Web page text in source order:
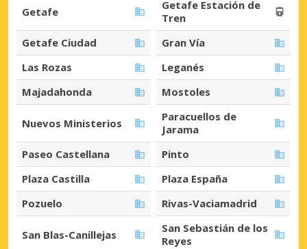
Getafe
Getafe Estación de
Tren
Getafe Ciudad
Gran Vía
Las Rozas
Leganés
Majadahonda
Mostoles
Nuevos Ministerios
Paracuellos de
Jarama
Paseo Castellana
Pinto
Plaza Castilla
Plaza España
Pozuelo
Rivas-Vaciamadrid
San Blas-Canillejas
San Sebastián de los
Reyes